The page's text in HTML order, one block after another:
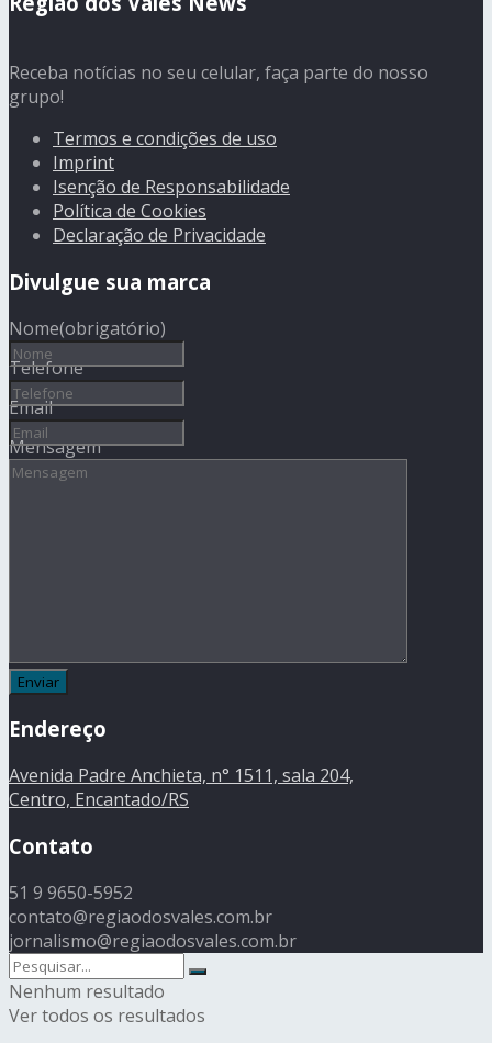
Receba notícias no seu celular, faça parte do nosso
grupo!
Termos e condições de uso
Imprint
Isenção de Responsabilidade
Política de Cookies
Declaração de Privacidade
Divulgue sua marca
Nome(obrigatório)
Telefone
Email
Mensagem
Endereço
Avenida Padre Anchieta, n° 1511, sala 204,
Centro, Encantado/RS
Contato
51 9 9650-5952
contato@regiaodosvales.com.br
jornalismo@regiaodosvales.com.br
Nenhum resultado
Ver todos os resultados